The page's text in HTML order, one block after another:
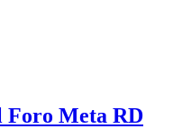
Foro Meta RD